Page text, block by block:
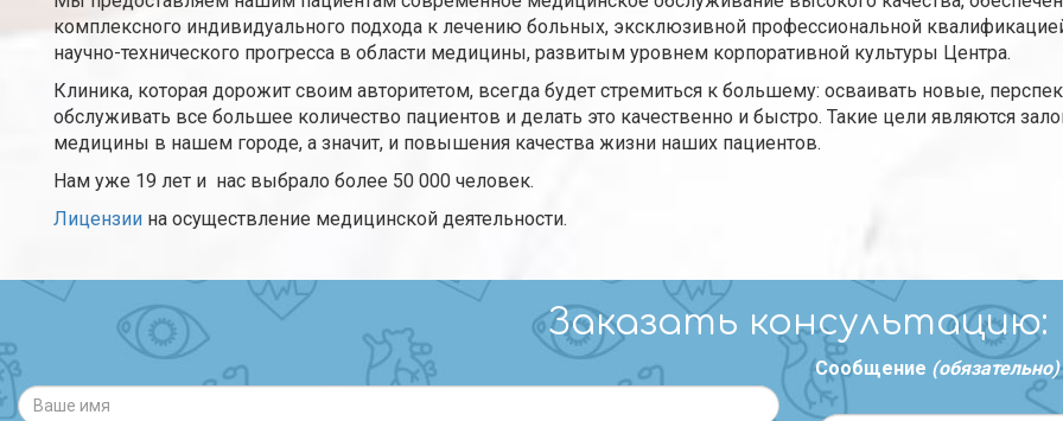
комплексного индивидуального подхода к лечению больных, эксклюзивной профессиональной
научно-технического прогресса в области медицины, развитым уровнем корпоративной культуры Центра.
Клиника, которая дорожит своим авторитетом, всегда будет стремиться к большему: осваивать новые,
обслуживать все большее количество пациентов и делать это качественно и быстро. Такие цели являются
медицины в нашем городе, а значит, и повышения качества жизни наших пациентов.
Нам уже 19 лет и нас выбрало более 50 000 человек.
Лицензии на осуществление медицинской деятельности.
Заказать консультацию:
Сообщение (обязательно)